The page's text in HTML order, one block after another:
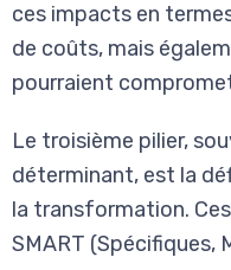
ces impacts en
de coûts, mais
pourraient
Le troisième pilier,
déterminant, est la
la transformation.
SMART (Spécifiques,